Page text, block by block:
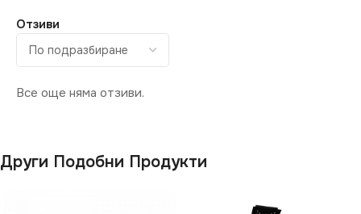
Отзиви
Все още няма отзиви.
Други Подобни Продукти